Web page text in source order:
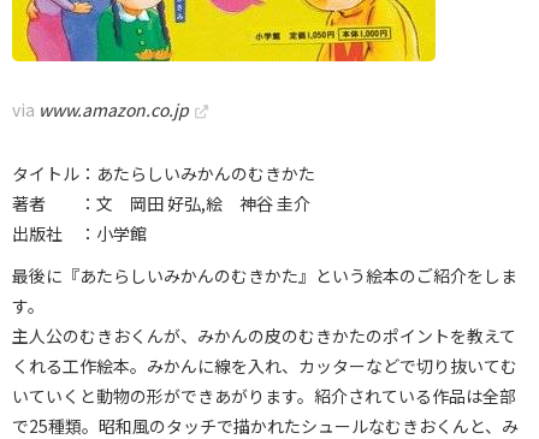
via www.amazon.co.jp
タイトル：あたらしいみかんのむきかた
著者 ：文 岡田 好弘,絵 神谷 圭介
出版社 ：小学館
最後に『あたらしいみかんのむきかた』という絵本のご紹介をしま
す。
主人公のむきおくんが、みかんの皮のむきかたのポイントを教えて
くれる工作絵本。みかんに線を入れ、カッターなどで切り抜いてむ
いていくと動物の形ができあがります。紹介されている作品は全部
で25種類。昭和風のタッチで描かれたシュールなむきおくんと、み